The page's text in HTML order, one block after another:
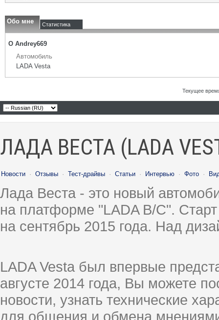
Обо мне Статистика
О Andrey669
Автомобиль
LADA Vesta
Текущее
ЛАДА ВЕСТА (LADA
Новости · Отзывы · Тест-драйвы · Статьи · Интервью · Фото ·
Лада Веста - это новый
на платформе "LADA B/C".
на сентябрь 2015 года. Над
LADA Vesta был впервые
августе 2014 года, Вы можете
новости, узнать технические
для общения и обмена